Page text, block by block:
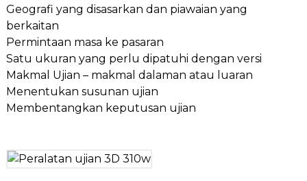
Geografi yang disasarkan dan piawaian yang
berkaitan
Permintaan masa ke pasaran
Satu ukuran yang perlu dipatuhi dengan versi
Makmal Ujian – makmal dalaman atau luaran
Menentukan susunan ujian
Membentangkan keputusan ujian